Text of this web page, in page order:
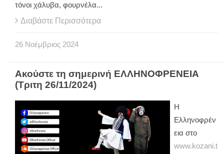
τόνοι χάλυβα, φουρνέλα...
Διαβάστε Περισσότερα
26 Νοέμβριος 2024
Ακούστε τη σημερινή ΕΛΛΗΝΟΦΡΕΝΕΙΑ
(Τριτη 26/11/2024)
Η
Ελληνοφρέν
εια στο
www.kozani.t